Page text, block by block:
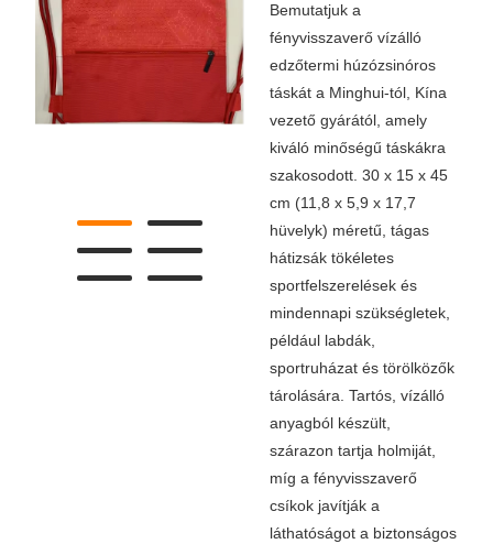
Bemutatjuk a
fényvisszaverő vízálló
edzőtermi húzózsinóros
táskát a Minghui-tól, Kína
vezető gyárától, amely
kiváló minőségű táskákra
szakosodott. 30 x 15 x 45
cm (11,8 x 5,9 x 17,7
hüvelyk) méretű, tágas
hátizsák tökéletes
sportfelszerelések és
mindennapi szükségletek,
például labdák,
sportruházat és törölközők
tárolására. Tartós, vízálló
anyagból készült,
szárazon tartja holmiját,
míg a fényvisszaverő
csíkok javítják a
láthatóságot a biztonságos